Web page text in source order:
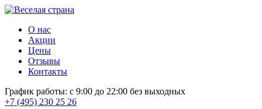
О нас
Акции
Цены
Отзывы
Контакты
График работы: с 9:00 до 22:00 без выходных
+7 (495) 230 25 26